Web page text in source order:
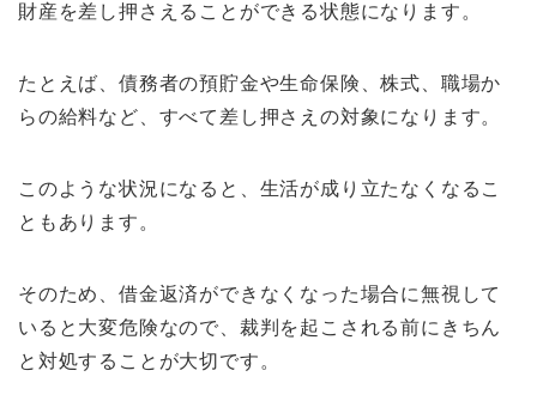
財産を差し押さえることができる状態になります。
たとえば、債務者の預貯金や生命保険、株式、職場か
らの給料など、すべて差し押さえの対象になります。
このような状況になると、生活が成り立たなくなるこ
ともあります。
そのため、借金返済ができなくなった場合に無視して
いると大変危険なので、裁判を起こされる前にきちん
と対処することが大切です。